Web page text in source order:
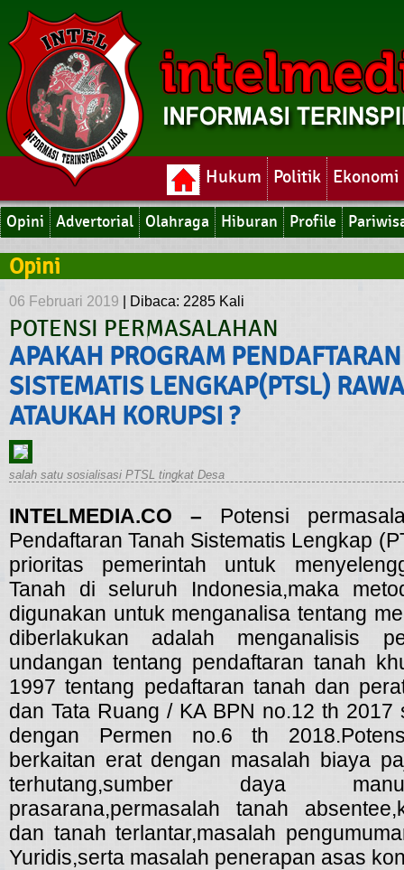
Hukum Politik Ekonomi
Opini Advertorial Olahraga Hiburan Profile
Opini
06 Februari 2019 | Dibaca: 2285 Kali
POTENSI PERMASALAHAN
APAKAH PROGRAM
SISTEMATIS LENGKAP(PTSL)
ATAUKAH KORUPSI ?
salah satu sosialisasi PTSL tingkat Desa
INTELMEDIA.CO – Potensi
Pendaftaran Tanah Sistematis Lengkap
prioritas pemerintah untuk
Tanah di seluruh Indonesia,maka
digunakan untuk menganalisa tentang
diberlakukan adalah menganalisis
undangan tentang pendaftaran tanah
1997 tentang pedaftaran tanah dan
dan Tata Ruang / KA BPN no.12 th 2017
dengan Permen no.6 th
berkaitan erat dengan masalah biaya
terhutang,sumber daya
prasarana,permasalah tanah
dan tanah terlantar,masalah
Yuridis,serta masalah penerapan asas